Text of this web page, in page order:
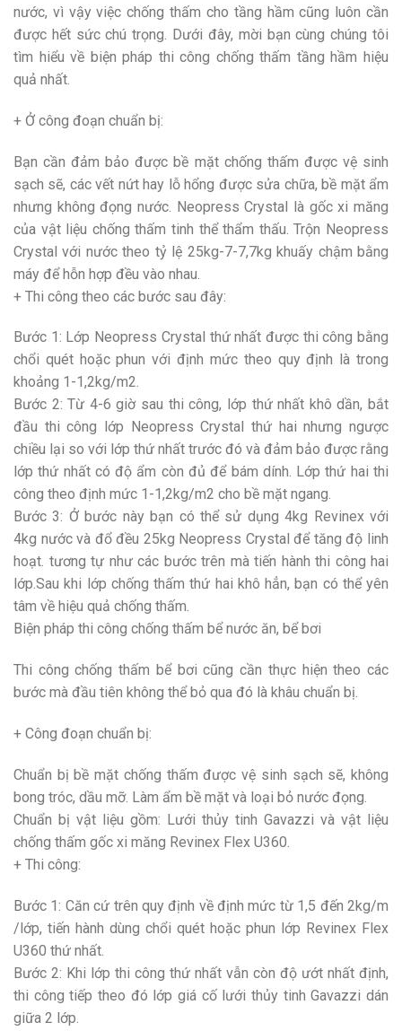
nước, vì vậy việc chống thấm cho tầng hầm cũng luôn cần
được hết sức chú trọng. Dưới đây, mời bạn cùng chúng tôi
tìm hiểu về biện pháp thi công chống thấm tầng hầm hiệu
quả nhất.
+ Ở công đoạn chuẩn bị:
Bạn cần đảm bảo được bề mặt chống thấm được vệ sinh
sạch sẽ, các vết nứt hay lỗ hổng được sửa chữa, bề mặt ẩm
nhưng không đọng nước. Neopress Crystal là gốc xi măng
của vật liệu chống thấm tinh thể thẩm thấu. Trộn Neopress
Crystal với nước theo tỷ lệ 25kg-7-7,7kg khuấy chậm bằng
máy để hỗn hợp đều vào nhau.
+ Thi công theo các bước sau đây:
Bước 1: Lớp Neopress Crystal thứ nhất được thi công bằng
chổi quét hoặc phun với định mức theo quy định là trong
khoảng 1-1,2kg/m2.
Bước 2: Từ 4-6 giờ sau thi công, lớp thứ nhất khô dần, bắt
đầu thi công lớp Neopress Crystal thứ hai nhưng ngược
chiều lại so với lớp thứ nhất trước đó và đảm bảo được rằng
lớp thứ nhất có độ ẩm còn đủ để bám dính. Lớp thứ hai thi
công theo định mức 1-1,2kg/m2 cho bề mặt ngang.
Bước 3: Ở bước này bạn có thể sử dụng 4kg Revinex với
4kg nước và đổ đều 25kg Neopress Crystal để tăng độ linh
hoạt. tương tự như các bước trên mà tiến hành thi công hai
lớp.Sau khi lớp chống thấm thứ hai khô hẳn, bạn có thể yên
tâm về hiệu quả chống thấm.
Biện pháp thi công chống thấm bể nước ăn, bể bơi
Thi công chống thấm bể bơi cũng cần thực hiện theo các
bước mà đầu tiên không thể bỏ qua đó là khâu chuẩn bị.
+ Công đoạn chuẩn bị:
Chuẩn bị bề mặt chống thấm được vệ sinh sạch sẽ, không
bong tróc, dầu mỡ. Làm ẩm bề mặt và loại bỏ nước đọng.
Chuẩn bị vật liệu gồm: Lưới thủy tinh Gavazzi và vật liệu
chống thấm gốc xi măng Revinex Flex U360.
+ Thi công:
Bước 1: Căn cứ trên quy định về định mức từ 1,5 đến 2kg/m
/lớp, tiến hành dùng chổi quét hoặc phun lớp Revinex Flex
U360 thứ nhất.
Bước 2: Khi lớp thi công thứ nhất vẫn còn độ ướt nhất định,
thi công tiếp theo đó lớp giá cố lưới thủy tinh Gavazzi dán
giữa 2 lớp.